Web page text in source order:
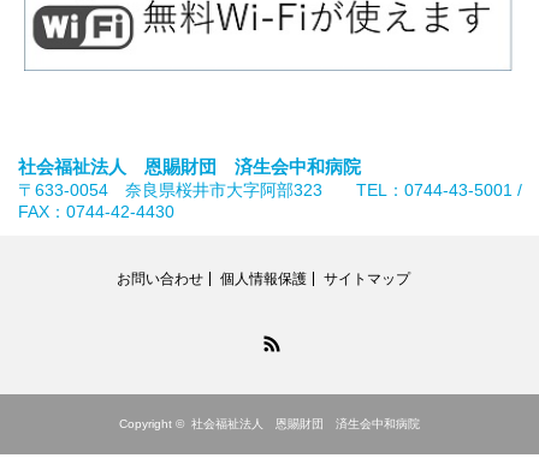
社会福祉法人 恩賜財団 済生会中和病院
〒633-0054 奈良県桜井市大字阿部323 TEL：0744-43-5001 /
FAX：0744-42-4430
お問い合わせ 個人情報保護 サイトマップ
Copyright © 社会福祉法人 恩賜財団 済生会中和病院